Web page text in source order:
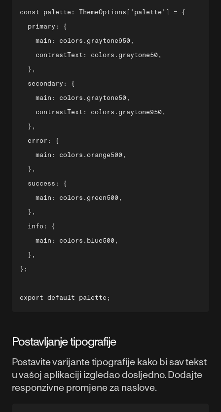
const palette: ThemeOptions['palette'] = {
  primary: {
    main: colors.graytone950,
    contrastText: colors.graytone50,
  },
  secondary: {
    main: colors.graytone50,
    contrastText: colors.graytone950,
  },
  error: {
    main: colors.orange500,
  },
  success: {
    main: colors.green500,
  },
  info: {
    main: colors.blue500,
  },
};
Postavljanje tipografije
Postavite varijante tipografije kako bi sav tekst
u vašoj aplikaciji izgledao dosljedno. Dodajte
responzivne promjene za naslove.